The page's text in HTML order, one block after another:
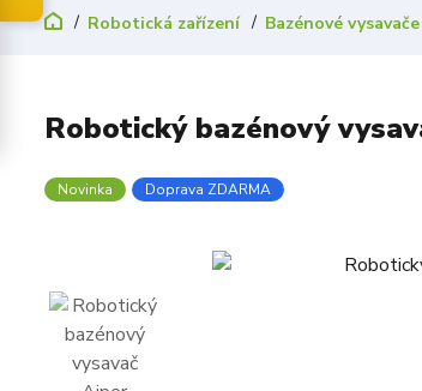
Robotická zařízení Bazénové vysavače
Robotický bazénový
Novinka Doprava ZDARMA